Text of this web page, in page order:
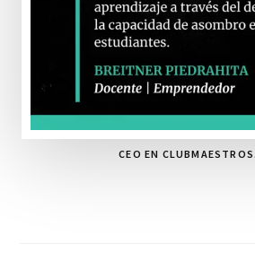
CEO EN